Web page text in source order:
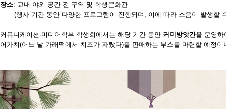
장소: 교내 야외 공간 전 구역 및 학생문화관
(행사 기간 동안 다양한 프로그램이 진행되며, 이에 따라 소음이 발생할
커뮤니케이션·미디어학부 학생회에서는 해당 기간 동안 커미방앗간을 운영하
어가치(어느 날 가래떡에서 치즈가 자랐다)를 판매하는 부스를 마련할 예정